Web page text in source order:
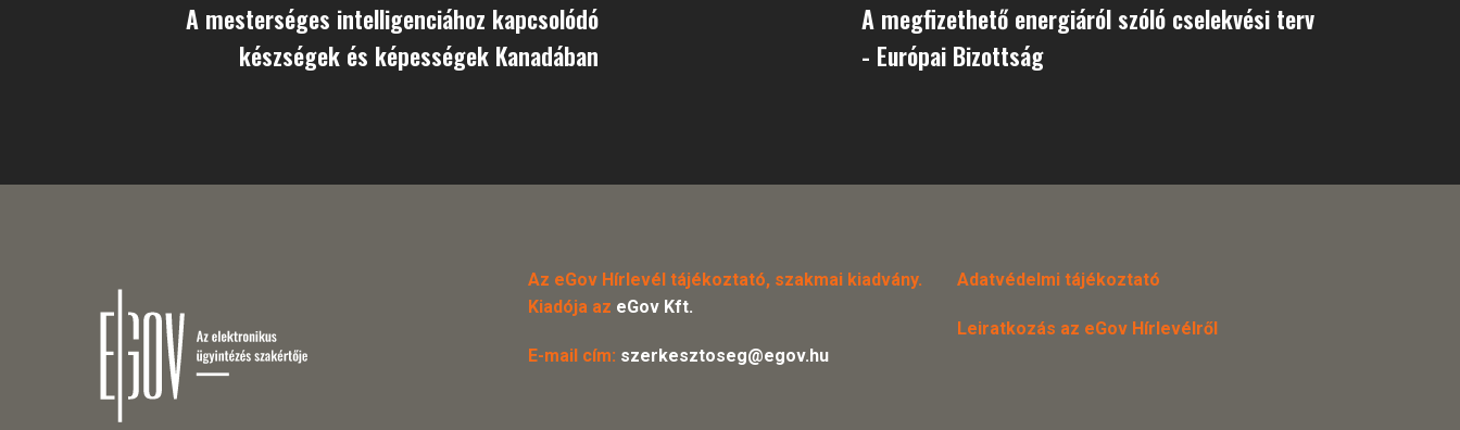
A mesterséges intelligenciához kapcsolódó
készségek és képességek Kanadában
A megfizethető energiáról szóló cselekvési terv
- Európai Bizottság
Az eGov Hírlevél tájékoztató, szakmai kiadvány.
Kiadója az eGov Kft.
E-mail cím: szerkesztoseg@egov.hu
Adatvédelmi tájékoztató
Leiratkozás az eGov Hírlevélről